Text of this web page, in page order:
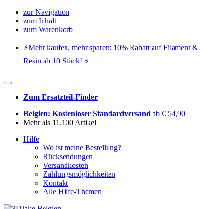
zur Navigation
zum Inhalt
zum Warenkorb
⚡️Mehr kaufen, mehr sparen: 10% Rabatt auf Filament &
Resin ab 10 Stück! ⚡️
Zum Ersatzteil-Finder
Belgien: Kostenloser Standardversand ab € 54,90
Mehr als 11.100 Artikel
Hilfe
Wo ist meine Bestellung?
Rücksendungen
Versandkosten
Zahlungsmöglichkeiten
Kontakt
Alle Hilfe-Themen